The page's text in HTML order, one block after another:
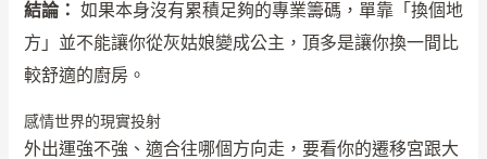
結論： 如果本身沒有累積足夠的專業籌碼，單靠「換個地
方」並不能讓你從灰姑娘變成公主，頂多是讓你換一間比
較舒適的廚房。
感情世界的現實投射
外出運強不強、適合往哪個方向走，要看你的遷移宮跟大